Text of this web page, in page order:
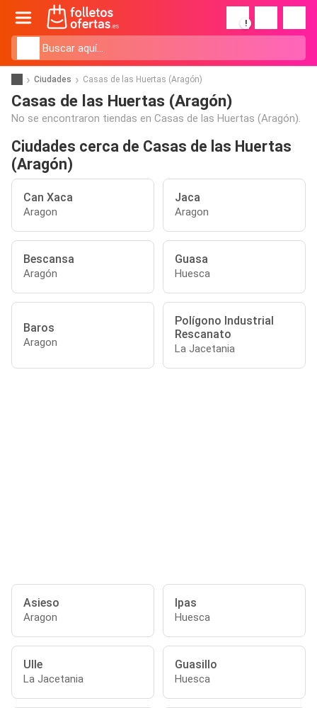
!
Ciudades Casas de las Huertas (Aragón)
Casas de las Huertas (Aragón)
No se encontraron tiendas en Casas de las Huertas (Aragón).
Ciudades cerca de Casas de las Huertas
(Aragón)
Can Xaca
Aragon
Jaca
Aragon
Bescansa
Aragón
Guasa
Huesca
Baros
Aragon
Polígono Industrial
Rescanato
La Jacetania
Asieso
Aragon
Ipas
Huesca
Ulle
La Jacetania
Guasillo
Huesca